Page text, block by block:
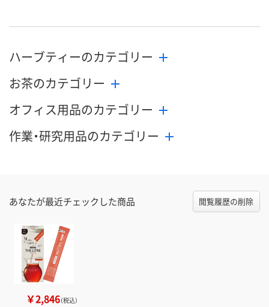
ハーブティーのカテゴリー
お茶のカテゴリー
オフィス用品のカテゴリー
作業・研究用品のカテゴリー
あなたが最近チェックした商品 閲覧履歴の削除
￥2,846（税込）